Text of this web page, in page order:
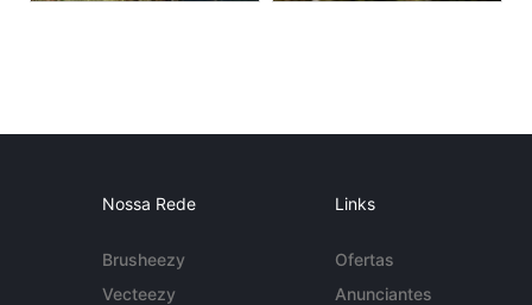
Nossa Rede
Brusheezy
Vecteezy
Links
Ofertas
Anunciantes